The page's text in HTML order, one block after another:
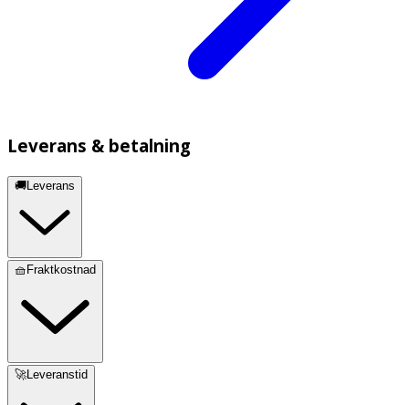
Leverans & betalning
🚚Leverans
🧺Fraktkostnad
🚀Leveranstid